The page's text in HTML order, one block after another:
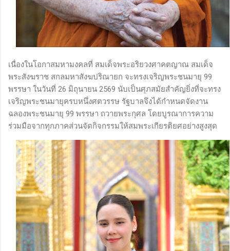
เนื่องในโอกาสมหามงคลที่ สมเด็จพระอริยวงศาคตญาณ สมเด็จ
พระสังฆราช สกลมหาสังฆปริณายก จะทรงเจริญพระชนมายุ 99
พรรษา ในวันที่ 26 มิถุนายน 2569 นับเป็นศุภสมัยสำคัญยิ่งที่จะทรง
เจริญพระชนมายุครบหนึ่งศตวรรษ รัฐบาลจึงได้กำหนดจัดงาน
ฉลองพระชนมายุ 99 พรรษา ถวายพระกุศล โดยบูรณาการความ
ร่วมมือจากทุกภาคส่วนจัดกิจกรรมให้สมพระเกียรติยศอย่างสูงสุด